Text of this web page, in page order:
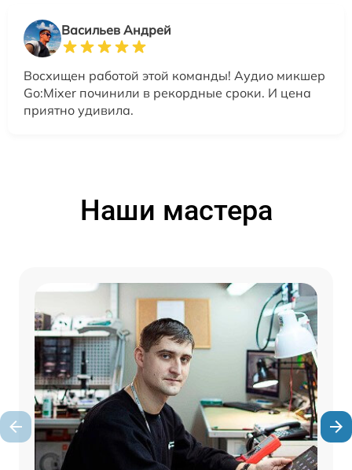
Васильев Андрей
Восхищен работой этой команды! Аудио микшер
Go:Mixer починили в рекордные сроки. И цена
приятно удивила.
Наши мастера